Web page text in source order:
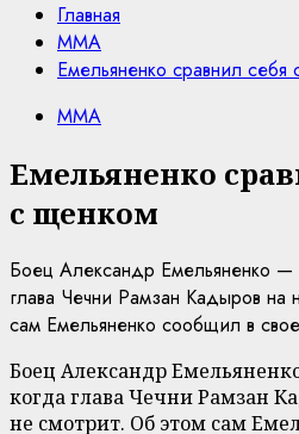
Главная
MMA
Емельяненко сравнил
MMA
Емельяненко
с щенком
Боец Александр Емельяненко —
глава Чечни Рамзан Кадыров на
сам Емельяненко сообщил в
Боец Александр
когда глава Чечни Рамзан
не смотрит. Об этом сам